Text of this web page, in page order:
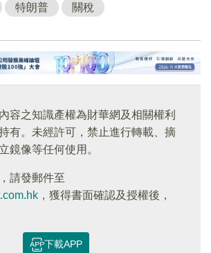
特朗普 關稅
容之知識產權為財華網及相關權利
有。未經許可，禁止進行轉載、摘
鏡像等任何使用。
請發郵件至
，獲得書面確認及授權後，
下載APP